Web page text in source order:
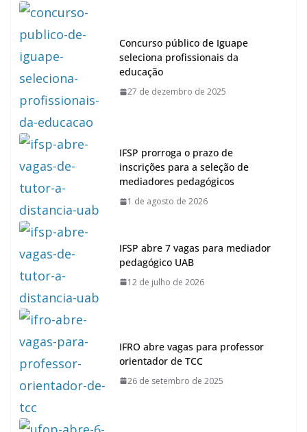
Concurso público de Iguape
seleciona profissionais da
educação
27 de dezembro de 2025
IFSP prorroga o prazo de
inscrições para a seleção de
mediadores pedagógicos
1 de agosto de 2026
IFSP abre 7 vagas para mediador
pedagógico UAB
12 de julho de 2026
IFRO abre vagas para professor
orientador de TCC
26 de setembro de 2025